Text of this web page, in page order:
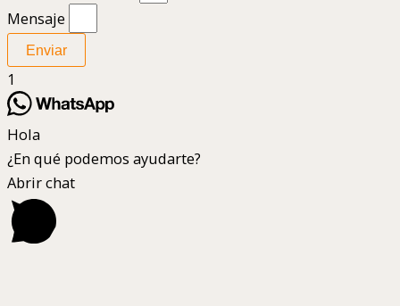
Mensaje
Enviar
1
Hola
¿En qué podemos ayudarte?
Abrir chat